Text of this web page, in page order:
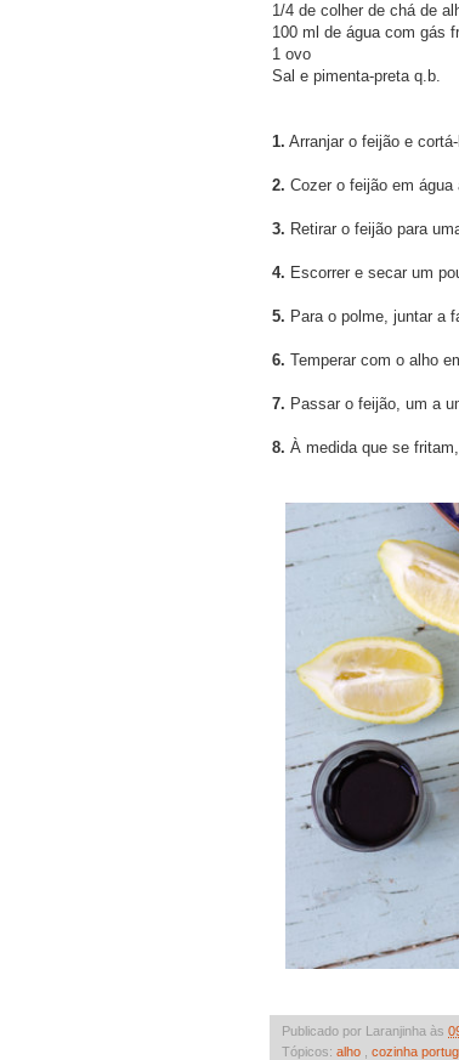
1/4 de colher de chá de
100 ml de água com gás
1 ovo
Sal e pimenta-preta q.b.
1. Arranjar o feijão e
2. Cozer o feijão em
3. Retirar o feijão para
4. Escorrer e secar um
5. Para o polme, juntar a
6. Temperar com o alho
7. Passar o feijão, um a
8. À medida que se
Publicado por Laranjinha às
Tópicos: alho cozinha